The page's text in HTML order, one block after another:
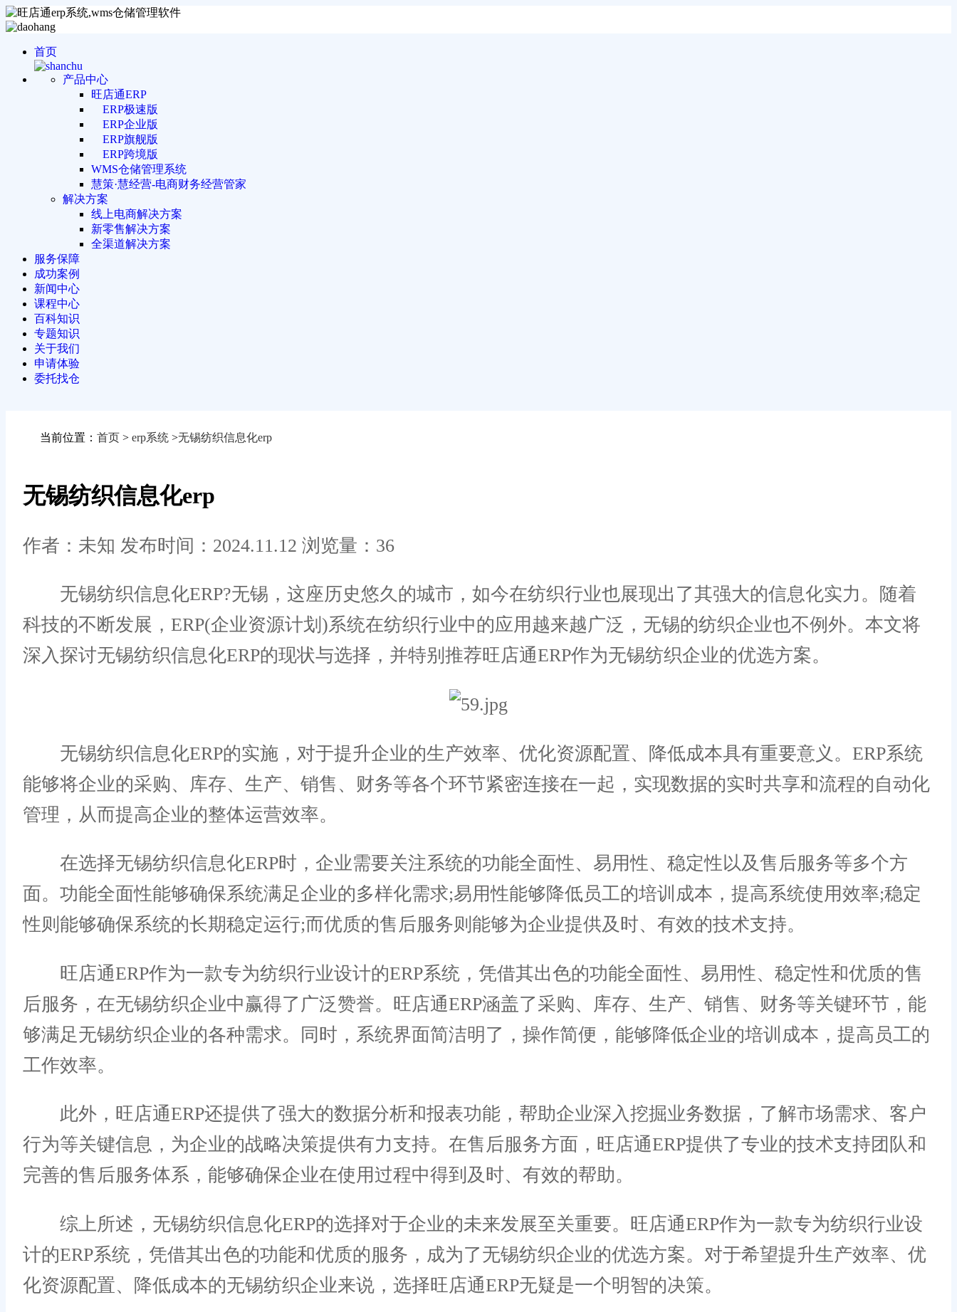
首页
产品中心
旺店通ERP
ERP极速版
ERP企业版
ERP旗舰版
ERP跨境版
WMS仓储管理系统
慧策·慧经营-电商财务经营管家
解决方案
线上电商解决方案
新零售解决方案
全渠道解决方案
服务保障
成功案例
新闻中心
课程中心
百科知识
专题知识
关于我们
申请体验
委托找仓
当前位置： 首页 > erp系统 >无锡纺织信息化erp
无锡纺织信息化erp
作者：未知 发布时间：2024.11.12 浏览量：36
无锡纺织信息化ERP?无锡，这座历史悠久的城市，如今在纺织行业也展现出了其强大的信息化实力。随着
科技的不断发展，ERP(企业资源计划)系统在纺织行业中的应用越来越广泛，无锡的纺织企业也不例外。本文将
深入探讨无锡纺织信息化ERP的现状与选择，并特别推荐旺店通ERP作为无锡纺织企业的优选方案。
无锡纺织信息化ERP的实施，对于提升企业的生产效率、优化资源配置、降低成本具有重要意义。ERP系统
能够将企业的采购、库存、生产、销售、财务等各个环节紧密连接在一起，实现数据的实时共享和流程的自动化
管理，从而提高企业的整体运营效率。
在选择无锡纺织信息化ERP时，企业需要关注系统的功能全面性、易用性、稳定性以及售后服务等多个方
面。功能全面性能够确保系统满足企业的多样化需求;易用性能够降低员工的培训成本，提高系统使用效率;稳定
性则能够确保系统的长期稳定运行;而优质的售后服务则能够为企业提供及时、有效的技术支持。
旺店通ERP作为一款专为纺织行业设计的ERP系统，凭借其出色的功能全面性、易用性、稳定性和优质的售
后服务，在无锡纺织企业中赢得了广泛赞誉。旺店通ERP涵盖了采购、库存、生产、销售、财务等关键环节，能
够满足无锡纺织企业的各种需求。同时，系统界面简洁明了，操作简便，能够降低企业的培训成本，提高员工的
工作效率。
此外，旺店通ERP还提供了强大的数据分析和报表功能，帮助企业深入挖掘业务数据，了解市场需求、客户
行为等关键信息，为企业的战略决策提供有力支持。在售后服务方面，旺店通ERP提供了专业的技术支持团队和
完善的售后服务体系，能够确保企业在使用过程中得到及时、有效的帮助。
综上所述，无锡纺织信息化ERP的选择对于企业的未来发展至关重要。旺店通ERP作为一款专为纺织行业设
计的ERP系统，凭借其出色的功能和优质的服务，成为了无锡纺织企业的优选方案。对于希望提升生产效率、优
化资源配置、降低成本的无锡纺织企业来说，选择旺店通ERP无疑是一个明智的决策。